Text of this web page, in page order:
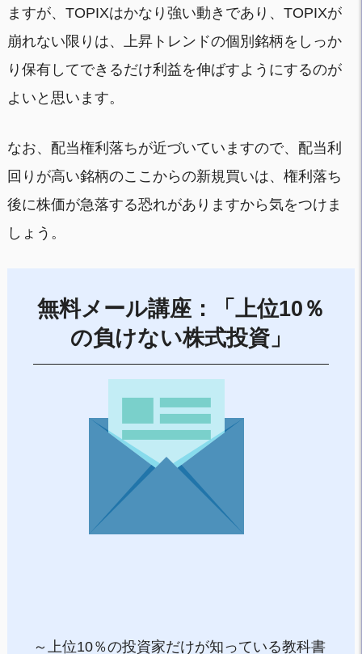
ますが、TOPIXはかなり強い動きであり、TOPIXが
崩れない限りは、上昇トレンドの個別銘柄をしっか
り保有してできるだけ利益を伸ばすようにするのが
よいと思います。
なお、配当権利落ちが近づいていますので、配当利
回りが高い銘柄のここからの新規買いは、権利落ち
後に株価が急落する恐れがありますから気をつけま
しょう。
無料メール講座：「上位10％
の負けない株式投資」
～上位10％の投資家だけが知っている教科書